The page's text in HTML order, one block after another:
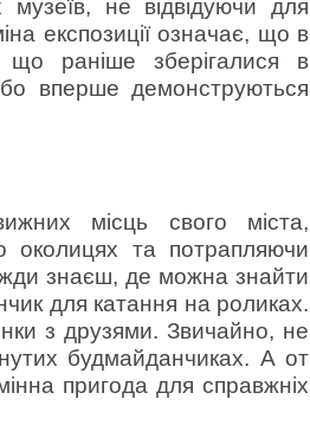
музеїв, не відвідуючи для
експозиції означає, що в
раніше зберігалися в
вперше демонструються
місць свого міста,
околицях та потрапляючи
знаєш, де можна знайти
для катання на роликах.
з друзями. Звичайно, не
будмайданчиках. А от
пригода для справжніх